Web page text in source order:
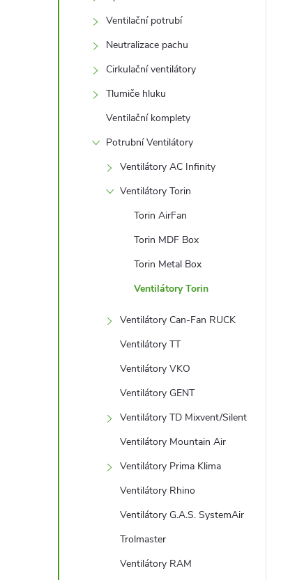
Ventilační potrubí
Neutralizace pachu
Cirkulační ventilátory
Tlumiče hluku
Ventilační komplety
Potrubní Ventilátory
Ventilátory AC Infinity
Ventilátory Torin
Torin AirFan
Torin MDF Box
Torin Metal Box
Ventilátory Torin
Ventilátory Can-Fan RUCK
Ventilátory TT
Ventilátory VKO
Ventilátory GENT
Ventilátory TD Mixvent/Silent
Ventilátory Mountain Air
Ventilátory Prima Klima
Ventilátory Rhino
Ventilátory G.A.S. SystemAir
Trolmaster
Ventilátory RAM